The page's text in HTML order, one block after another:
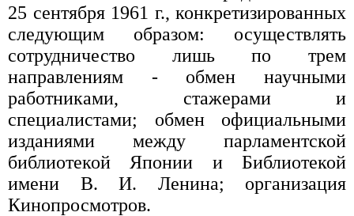
25 сентября 1961 г., конкретизированных
следующим образом: осуществлять
сотрудничество лишь по трем
направлениям - обмен научными
работниками, стажерами и
специалистами; обмен официальными
изданиями между парламентской
библиотекой Японии и Библиотекой
имени В. И. Ленина; организация
Кинопросмотров.